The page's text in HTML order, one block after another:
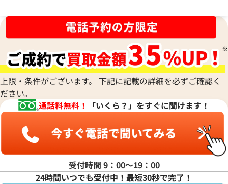
ハ行
マ行
ヤ行
上限・条件がございます。 下記に記載の詳細を必ずご確認く
ださい。
通話料無料！
「いくら？」をすぐに聞けます！
受付時間 9：00〜19：00
24時間いつでも受付中！最短30秒で完了！